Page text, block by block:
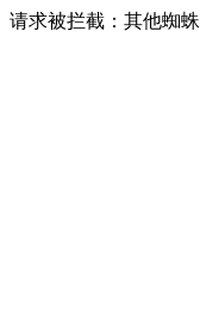
请求被拦截：其他蜘蛛